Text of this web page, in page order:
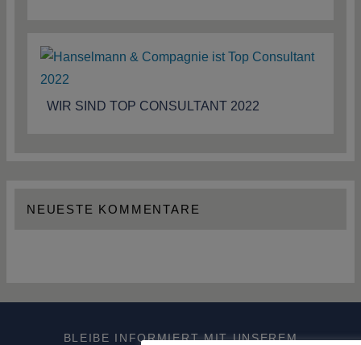
WIR SIND TOP CONSULTANT 2022
NEUESTE KOMMENTARE
BLEIBE INFORMIERT MIT UNSEREM